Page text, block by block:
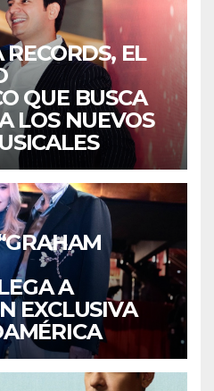
EL
QUE BUSCA
LOS NUEVOS
A
EXCLUSIVA